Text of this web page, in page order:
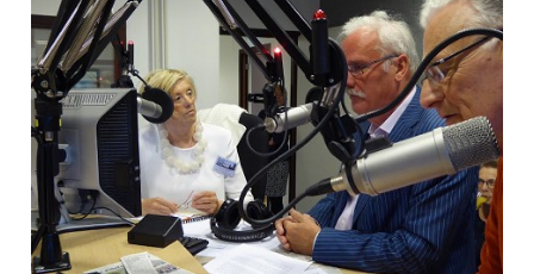
Info